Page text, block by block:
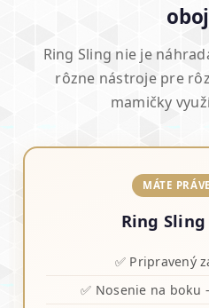
Ring Sling nie je
rôzne nástroje pre
mamičky
MÁTE
Ring
✅ Pripravený
✅ Nosenie na boku